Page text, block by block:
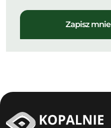
Zapisz mnie